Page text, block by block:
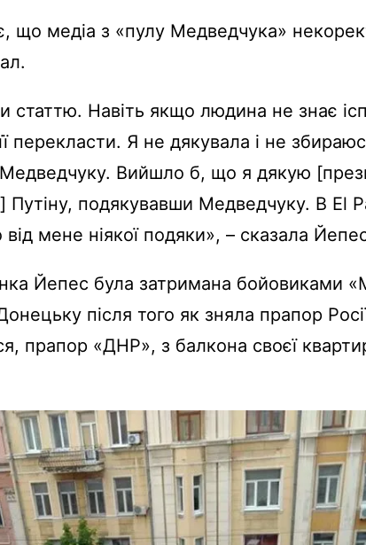
що медіа з «пулу Медведчука»
статтю. Навіть якщо людина не знає
перекласти. Я не дякувала і не
Медведчуку. Вийшло б, що я дякую
Путіну, подякувавши Медведчуку. В El
мене ніякої подяки», – сказала
Йепес була затримана бойовиками
після того як зняла прапор
прапор «ДНР», з балкона своєї